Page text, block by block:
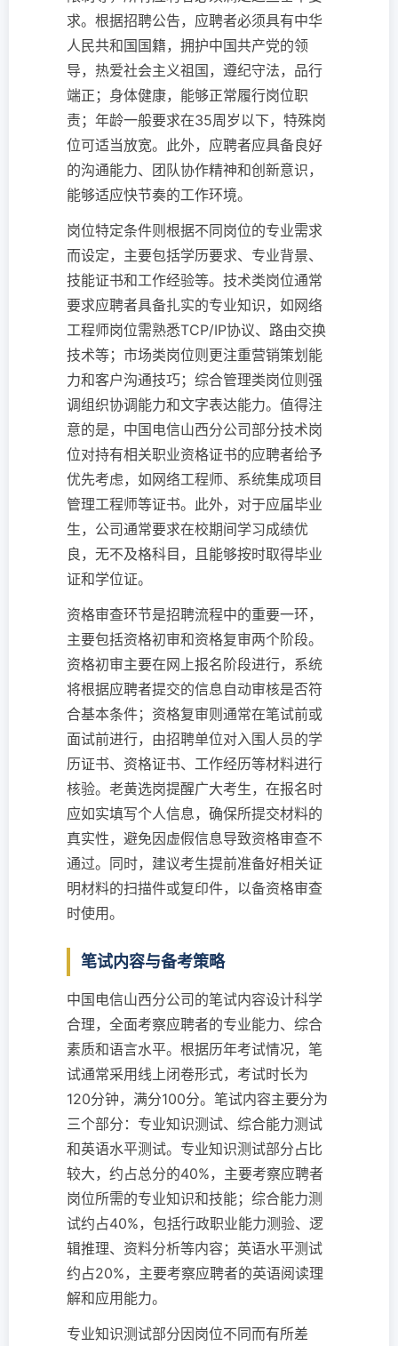
求。根据招聘公告，应聘者必须具有中华
人民共和国国籍，拥护中国共产党的领
导，热爱社会主义祖国，遵纪守法，品行
端正；身体健康，能够正常履行岗位职
责；年龄一般要求在35周岁以下，特殊岗
位可适当放宽。此外，应聘者应具备良好
的沟通能力、团队协作精神和创新意识，
能够适应快节奏的工作环境。
岗位特定条件则根据不同岗位的专业需求
而设定，主要包括学历要求、专业背景、
技能证书和工作经验等。技术类岗位通常
要求应聘者具备扎实的专业知识，如网络
工程师岗位需熟悉TCP/IP协议、路由交换
技术等；市场类岗位则更注重营销策划能
力和客户沟通技巧；综合管理类岗位则强
调组织协调能力和文字表达能力。值得注
意的是，中国电信山西分公司部分技术岗
位对持有相关职业资格证书的应聘者给予
优先考虑，如网络工程师、系统集成项目
管理工程师等证书。此外，对于应届毕业
生，公司通常要求在校期间学习成绩优
良，无不及格科目，且能够按时取得毕业
证和学位证。
资格审查环节是招聘流程中的重要一环，
主要包括资格初审和资格复审两个阶段。
资格初审主要在网上报名阶段进行，系统
将根据应聘者提交的信息自动审核是否符
合基本条件；资格复审则通常在笔试前或
面试前进行，由招聘单位对入围人员的学
历证书、资格证书、工作经历等材料进行
核验。老黄选岗提醒广大考生，在报名时
应如实填写个人信息，确保所提交材料的
真实性，避免因虚假信息导致资格审查不
通过。同时，建议考生提前准备好相关证
明材料的扫描件或复印件，以备资格审查
时使用。
笔试内容与备考策略
中国电信山西分公司的笔试内容设计科学
合理，全面考察应聘者的专业能力、综合
素质和语言水平。根据历年考试情况，笔
试通常采用线上闭卷形式，考试时长为
120分钟，满分100分。笔试内容主要分为
三个部分：专业知识测试、综合能力测试
和英语水平测试。专业知识测试部分占比
较大，约占总分的40%，主要考察应聘者
岗位所需的专业知识和技能；综合能力测
试约占40%，包括行政职业能力测验、逻
辑推理、资料分析等内容；英语水平测试
约占20%，主要考察应聘者的英语阅读理
解和应用能力。
专业知识测试部分因岗位不同而有所差